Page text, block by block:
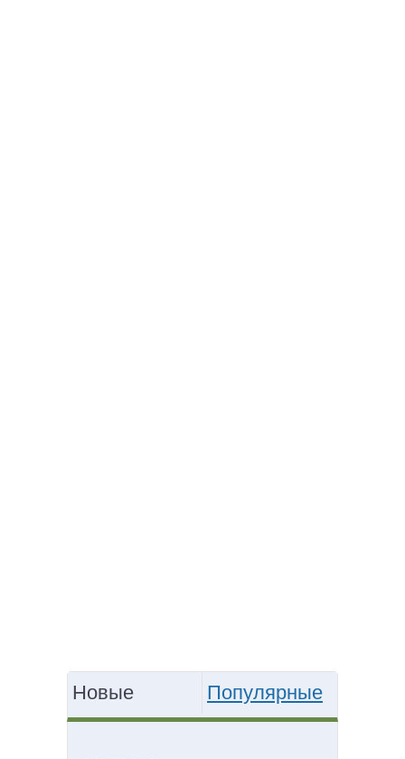
Новые Популярные